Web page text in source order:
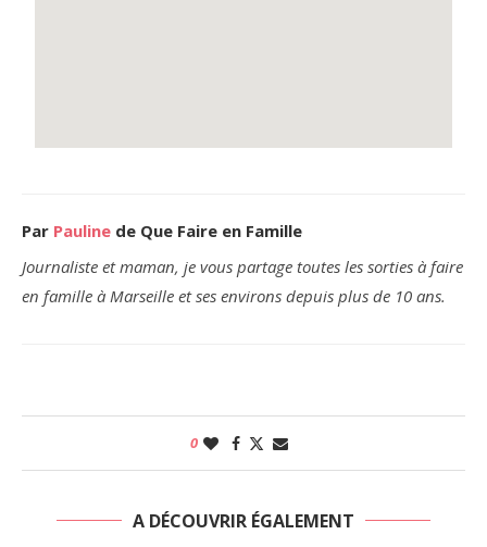
Par Pauline de Que Faire en Famille
Journaliste et maman, je vous partage toutes les sorties à faire
en famille à Marseille et ses environs depuis plus de 10 ans.
0
A DÉCOUVRIR ÉGALEMENT